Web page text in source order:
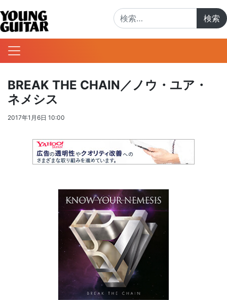
BREAK THE CHAIN／ノウ・ユア・
ネメシス
2017年1月6日 10:00